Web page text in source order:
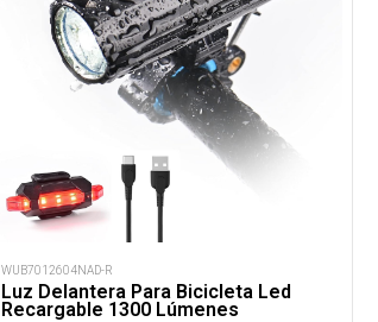
WUB7012604NAD-R
Luz Delantera Para Bicicleta Led
Recargable 1300 Lúmenes